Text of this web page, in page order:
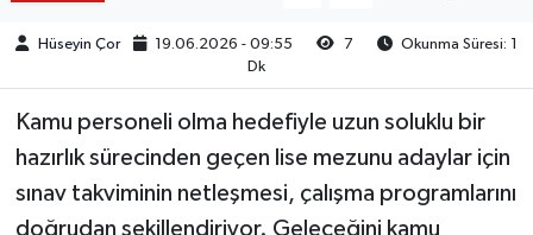
Hüseyin Çor 19.06.2026 - 09:55 7
Okunma Süresi: 1
Dk
Kamu personeli olma hedefiyle uzun soluklu bir
hazırlık sürecinden geçen lise mezunu adaylar için
sınav takviminin netleşmesi, çalışma programlarını
doğrudan şekillendiriyor. Geleceğini kamu